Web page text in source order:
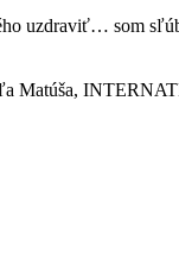
uzdraviť… som
Matúša,